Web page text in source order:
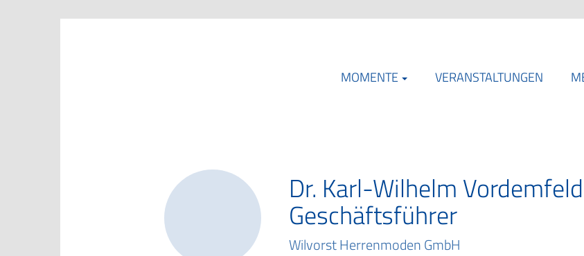
MOMENTE
VERANSTALTUNGEN
Dr. Karl-Wilhelm
Geschäftsführer
Wilvorst Herrenmoden GmbH